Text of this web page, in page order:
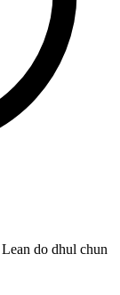
do dhul chun